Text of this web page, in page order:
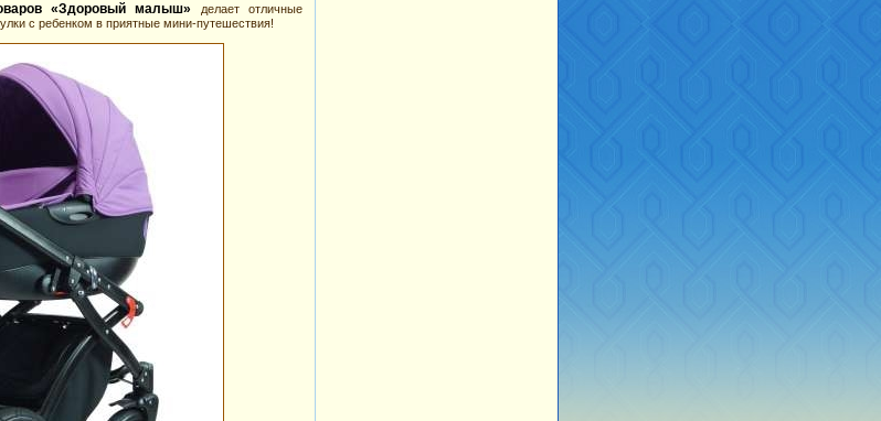
«Здоровый малыш»
делает отличные
с ребенком в приятные мини-путешествия!